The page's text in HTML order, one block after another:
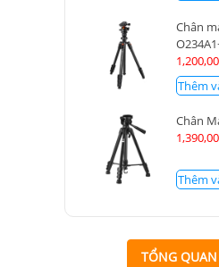
Chân
Thêm
Chân
Thêm
TỔNG QUAN